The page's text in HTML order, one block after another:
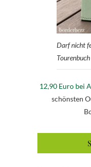
Darf nicht
Tourenbuch
12,90 Euro bei
schönsten